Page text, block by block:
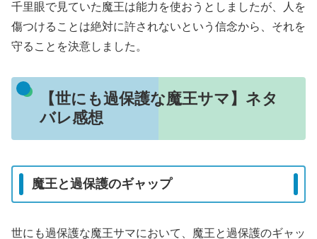
千里眼で見ていた魔王は能力を使おうとしましたが、人を
傷つけることは絶対に許されないという信念から、それを
守ることを決意しました。
【世にも過保護な魔王サマ】ネタ
バレ感想
魔王と過保護のギャップ
世にも過保護な魔王サマにおいて、魔王と過保護のギャッ